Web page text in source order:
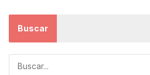
Buscar